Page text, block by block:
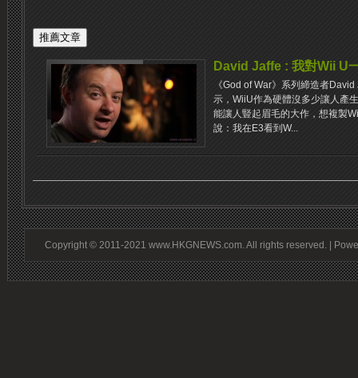
David Jaffe : 我對Wii U
《God of War》系列締造者
示，WiiU作為硬體沒多少讓人產
能讓人豎起眉毛的大作，想複製
說：我在E3看到W...
Copyright © 2011-2021 www.HKGNEWS.com. All rights reserved. |